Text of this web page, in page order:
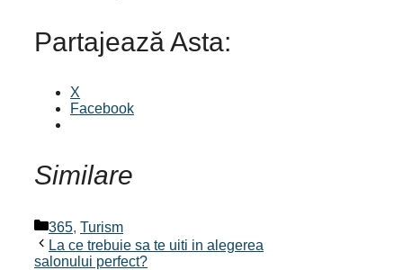
Partajează Asta:
X
Facebook
Similare
Categorii
365, Turism
La ce trebuie sa te uiti in alegerea
salonului perfect?